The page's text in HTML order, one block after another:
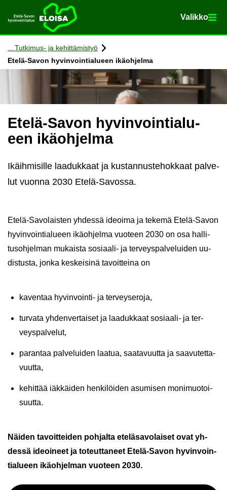
Etusi­vu Va­lik­ko
Va­lik­ko
Siir­ry si­säl­töön
Tutkimus-​ ja ke­hit­tä­mis­työ
Etelä-​Savon hy­vin­voin­tia­lu­een ikä­oh­jel­ma
Etelä-​Savon hy­vin­voin­tia­lu­
een ikä­oh­jel­ma
Ikäih­mi­sil­le laa­duk­kaat ja kus­tan­nus­te­hok­kaat pal­ve­
lut vuon­na 2030 Etelä-​Savossa.
Etelä-​Savolaisten yh­des­sä ideoi­ma ja te­ke­mä Etelä-​Savon
hy­vin­voin­tia­lu­een ikä­oh­jel­ma vuo­teen 2030 on osa hal­li­
tus­oh­jel­man mu­kais­ta sosiaali-​ ja ter­veys­pal­ve­lui­den uu­
dis­tus­ta, jonka kes­kei­si­nä ta­voit­tei­na on
ka­ven­taa hyvinvointi-​ ja ter­vey­se­ro­ja,
tur­va­ta yh­den­ver­tai­set ja laa­duk­kaat sosiaali-​ ja ter­
veys­pal­ve­lut,
pa­ran­taa pal­ve­lui­den laa­tua, saa­ta­vuut­ta ja saa­vu­tet­ta­
vuut­ta,
ke­hit­tää iäk­käi­den hen­ki­löi­den asu­mi­sen mo­ni­muo­toi­
suut­ta.
Näi­den ta­voit­tei­den poh­jal­ta ete­lä­sa­vo­lai­set ovat yh­
des­sä ideoi­neet ja to­teut­ta­neet Etelä-​Savon hy­vin­voin­
tia­lu­een ikä­oh­jel­man vuo­teen 2030.